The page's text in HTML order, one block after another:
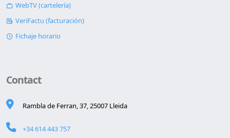
WebTV (cartelería)
VeriFactu (facturación)
Fichaje horario
Contact
Rambla de Ferran, 37, 25007 Lleida
+34 614 443 757